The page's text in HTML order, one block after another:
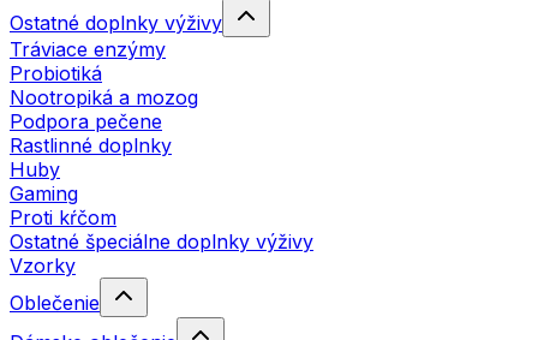
Ostatné doplnky výživy
Tráviace enzýmy
Probiotiká
Nootropiká a mozog
Podpora pečene
Rastlinné doplnky
Huby
Gaming
Proti kŕčom
Ostatné špeciálne doplnky výživy
Vzorky
Oblečenie